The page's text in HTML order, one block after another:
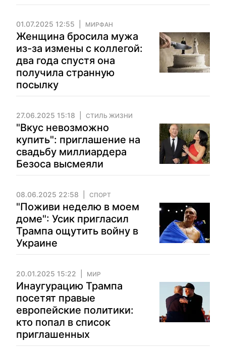
01.07.2025 12:55 МИРФАН
Женщина бросила мужа
из-за измены с коллегой:
два года спустя она
получила странную
посылку
27.06.2025 15:18 СТИЛЬ ЖИЗНИ
"Вкус невозможно
купить": приглашение на
свадьбу миллиардера
Безоса высмеяли
08.06.2025 22:58 СПОРТ
"Поживи неделю в моем
доме": Усик пригласил
Трампа ощутить войну в
Украине
20.01.2025 15:22 МИР
Инаугурацию Трампа
посетят правые
европейские политики:
кто попал в список
приглашенных